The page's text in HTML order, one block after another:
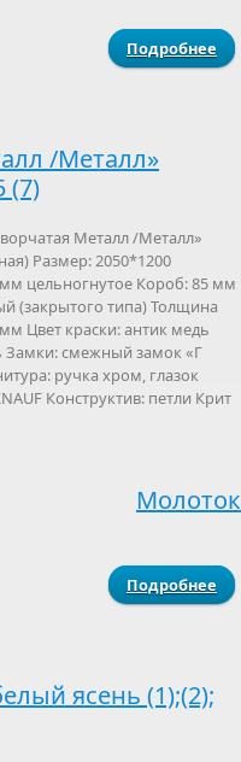
Подробнее
/Металл»
(7)
Металл /Металл»
Размер: 2050*1200
цельногнутое Короб: 85 мм
(закрытого типа) Толщина
Цвет краски: антик медь
Замки: смежный замок «Г
ручка хром, глазок
Конструктив: петли Крит
Молоток
Подробнее
ясень (1);(2);